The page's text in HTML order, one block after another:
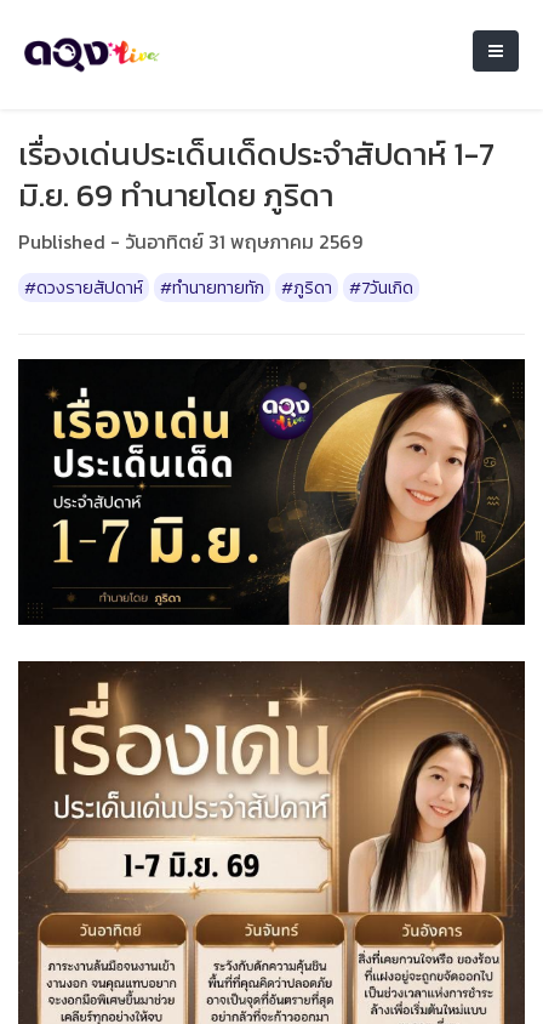
เรื่องเด่นประเด็นเด็ดประจำสัปดาห์ 1-7
มิ.ย. 69 ทำนายโดย ภูริดา
Published - วันอาทิตย์ 31 พฤษภาคม 2569
#ดวงรายสัปดาห์ #ทำนายทายทัก #ภูริดา #7วันเกิด